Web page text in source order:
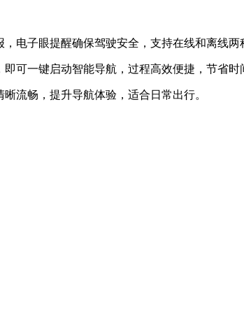
电子眼提醒确保驾驶安全，支持在线和离线两
可一键启动智能导航，过程高效便捷，节省时
流畅，提升导航体验，适合日常出行。